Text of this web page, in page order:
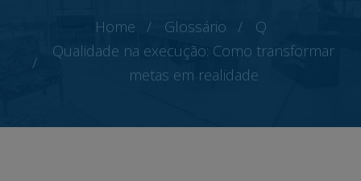
Home Glossário
Q
Qualidade na execução: Como transformar
metas em realidade